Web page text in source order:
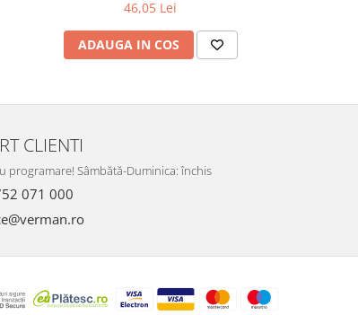
46,05 Lei
ADAUGA IN COS
CLIENTI
programare! Sâmbătă-Duminica: închis
071 000